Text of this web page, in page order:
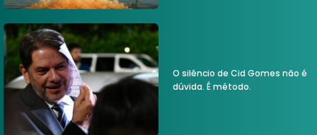
O silêncio de Cid Gomes não é
dúvida. É método.